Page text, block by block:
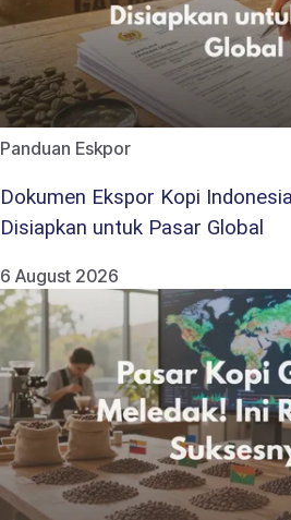
Panduan Eskpor
Dokumen Ekspor Kopi
Disiapkan untuk Pasar Global
6 August 2026